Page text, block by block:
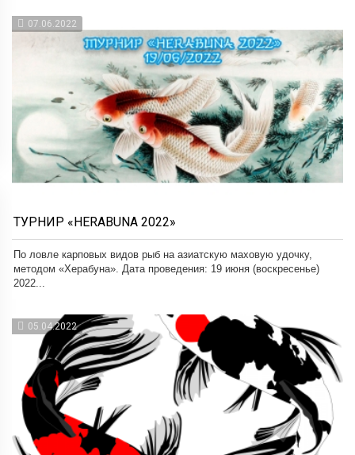
07.06.2022
ТУРНИР «HERABUNA 2022»
По ловле карповых видов рыб на азиатскую маховую удочку,
методом «Херабуна». Дата проведения: 19 июня (воскресенье)
2022...
05.04.2022